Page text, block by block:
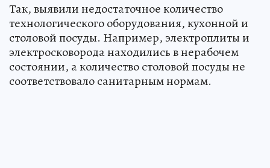
Так, выявили недостаточное количество
технологического оборудования, кухонной и
столовой посуды. Например, электроплиты и
электросковорода находились в нерабочем
состоянии, а количество столовой посуды не
соответствовало санитарным нормам.